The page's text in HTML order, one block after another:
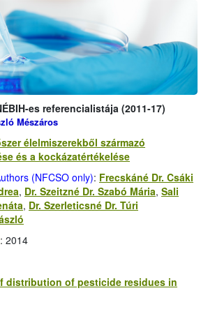
es referencialistája (2011-17)
Mészáros
élelmiszerekből származó
és a kockázatértékelése
(NFCSO only): Frecskáné Dr. Csáki
, Dr. Szeitzné Dr. Szabó Mária, Sali
, Dr. Szerleticsné Dr. Túri
: 2014
distribution of pesticide residues in